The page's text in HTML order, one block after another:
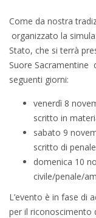
Come da nostra
organizzato la
Stato, che si terrà
Suore Sacramentine
seguenti giorni:
venerdì 8
scritto in
sabato 9
scritto di
domenica 10
civile/penale/
L’evento è in fase di
per il riconoscimento